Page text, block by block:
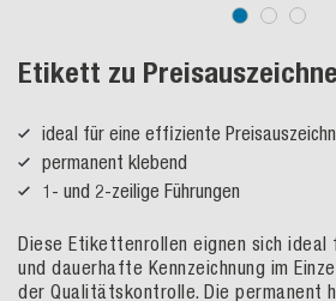
Etikett zu
ideal für eine effiziente
permanent klebend
1- und 2-zeilige Führungen
Diese Etikettenrollen eignen sich ideal
und dauerhafte Kennzeichnung im
der Qualitätskontrolle. Die permanent